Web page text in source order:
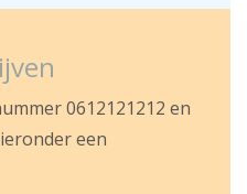
0612121212 en
een